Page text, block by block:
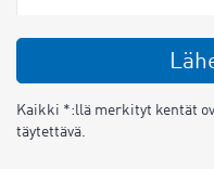
Kaikki *:llä merkityt kentät
täytettävä.